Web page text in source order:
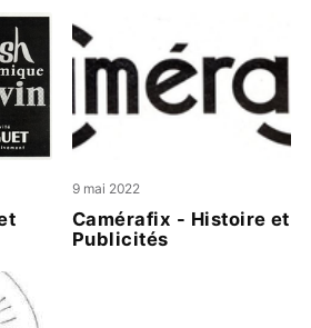
9 mai 2022
Camérafix - Histoire et
Publicités